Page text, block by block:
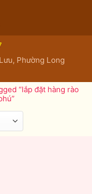
Phường Long
“lắp đặt hàng rào